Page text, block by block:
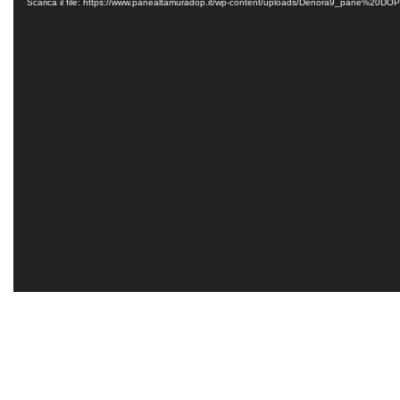
Player
Scarica il file: https://www.panealtamuradop.it/wp-content/uploads/